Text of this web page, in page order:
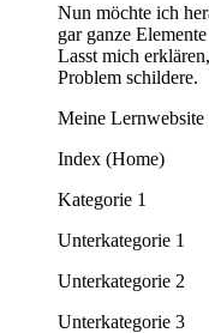
Nun möchte ich
gar ganze
Lasst mich
Problem schildere.
Meine Lernwebsite
Index (Home)
Kategorie 1
Unterkategorie 1
Unterkategorie 2
Unterkategorie 3